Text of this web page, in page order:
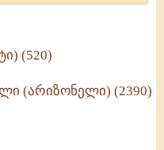
- II ტომი
-
(520)
(არიზონელი) (2390)